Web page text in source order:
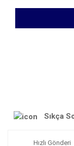
Sıkça
Hızlı Gönderi